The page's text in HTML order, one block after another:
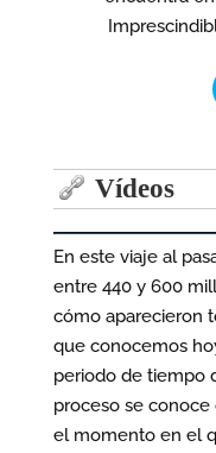
Vídeos
En este viaje al
entre 440 y 600
cómo aparecieron
que conocemos
periodo de tiempo
proceso se conoce
el momento en el